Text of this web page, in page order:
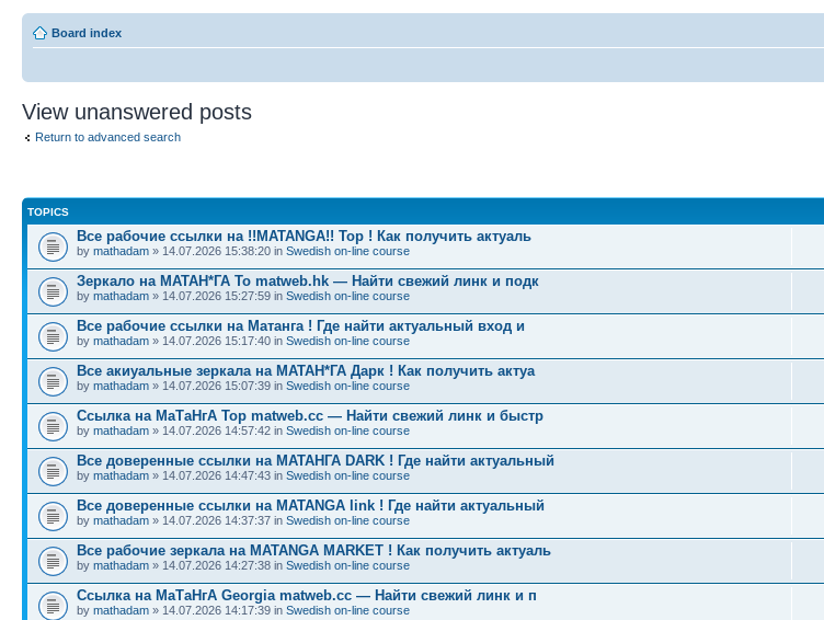
Board index
View unanswered posts
Return to advanced search
TOPICS
Все рабочие ссылки на !!MATANGA!! Тор ! Как получить актуаль
by mathadam » 14.07.2026 15:38:20 in Swedish on-line course
Зеркало на МАТАН*ГА To matweb.hk — Найти свежий линк и подк
by mathadam » 14.07.2026 15:27:59 in Swedish on-line course
Все рабочие ссылки на Матанга ! Где найти актуальный вход и
by mathadam » 14.07.2026 15:17:40 in Swedish on-line course
Все акиуальные зеркала на МАТАН*ГА Дарк ! Как получить актуа
by mathadam » 14.07.2026 15:07:39 in Swedish on-line course
Ссылка на МаТаНгА Тор matweb.cc — Найти свежий линк и быстр
by mathadam » 14.07.2026 14:57:42 in Swedish on-line course
Все доверенные ссылки на МАТАНГА DARK ! Где найти актуальный
by mathadam » 14.07.2026 14:47:43 in Swedish on-line course
Все доверенные ссылки на MATANGA link ! Где найти актуальный
by mathadam » 14.07.2026 14:37:37 in Swedish on-line course
Все рабочие зеркала на MATANGA MARKET ! Как получить актуаль
by mathadam » 14.07.2026 14:27:38 in Swedish on-line course
Ссылка на МаТаНгА Georgia matweb.cc — Найти свежий линк и п
by mathadam » 14.07.2026 14:17:39 in Swedish on-line course